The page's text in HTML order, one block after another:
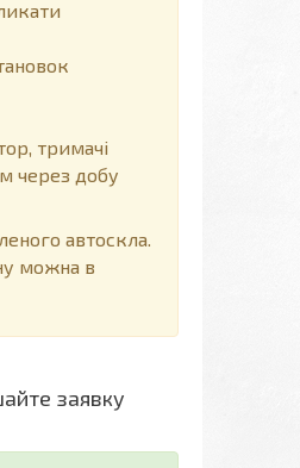
тримачі
через добу
автоскла.
можна в
заявку